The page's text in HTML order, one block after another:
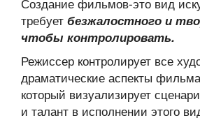
требует безжалостного и
чтобы контролировать.
Режиссер контролирует все
драматические аспекты
который визуализирует
и талант в исполнении этого